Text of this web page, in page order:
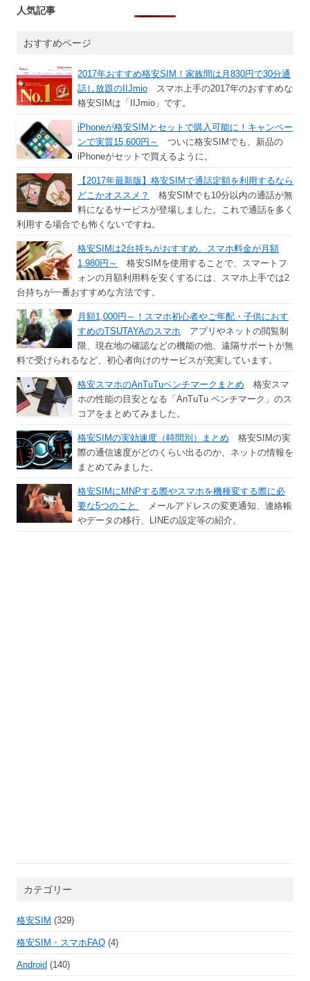
人気記事
おすすめページ
2017年おすすめ格安SIM！家族間は月830円で30分通
話し放題のIIJmio スマホ上手の2017年のおすすめな
格安SIMは「IIJmio」です。
iPhoneが格安SIMとセットで購入可能に！キャンペー
ンで実質15,600円～
ついに格安SIMでも、新品の
iPhoneがセットで買えるように。
【2017年最新版】格安SIMで通話定額を利用するなら
どこかオススメ？
格安SIMでも10分以内の通話が無
料になるサービスが登場しました。これで通話を多く
利用する場合でも怖くないですね。
格安SIMは2台持ちがおすすめ。スマホ料金が月額
1,980円～
格安SIMを使用することで、スマートフ
ォンの月額利用料を安くするには、スマホ上手では2
台持ちが一番おすすめな方法です。
月額1,000円～！スマホ初心者やご年配・子供におす
すめのTSUTAYAのスマホ アプリやネットの閲覧制
限、現在地の確認などの機能の他、遠隔サポートが無
料で受けられるなど、初心者向けのサービスが充実しています。
格安スマホのAnTuTuベンチマークまとめ 格安スマ
ホの性能の目安となる「AnTuTu ベンチマーク」のス
コアをまとめてみました。
格安SIMの実効速度（時間別）まとめ 格安SIMの実
際の通信速度がどのくらい出るのか、ネットの情報を
まとめてみました。
格安SIMにMNPする際やスマホを機種変する際に必
要な5つのこと
メールアドレスの変更通知、連絡帳
やデータの移行、LINEの設定等の紹介。
カテゴリー
格安SIM (329)
格安SIM・スマホFAQ (4)
Android (140)